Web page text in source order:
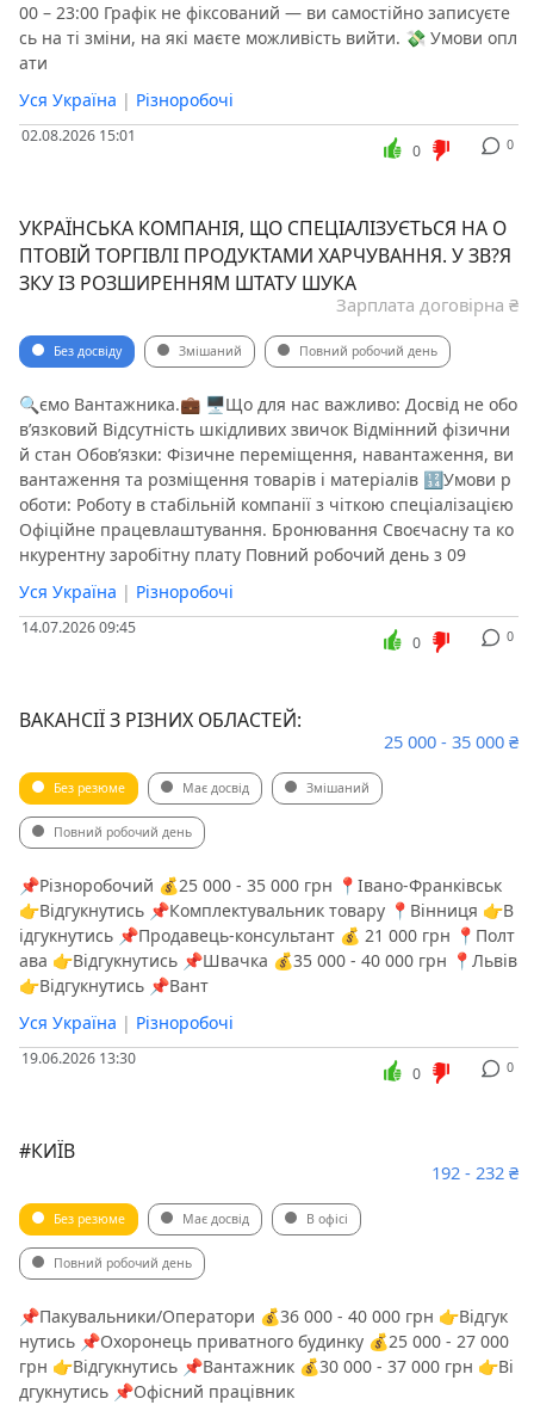
00 – 23:00 Графік не фіксований — ви самостійно записуєте
сь на ті зміни, на які маєте можливість вийти. 💸 Умови опл
ати
Уся Україна | Різноробочі
02.08.2026 15:01 0
0
УКРАЇНСЬКА КОМПАНІЯ, ЩО СПЕЦІАЛІЗУЄТЬСЯ НА О
ПТОВІЙ ТОРГІВЛІ ПРОДУКТАМИ ХАРЧУВАННЯ. У ЗВ?Я
ЗКУ ІЗ РОЗШИРЕННЯМ ШТАТУ ШУКА
Зарплата договірна ₴
Без досвіду Змішаний Повний робочий день
🔍ємо Вантажника.💼 🖥Що для нас важливо: Досвід не обо
в’язковий Відсутність шкідливих звичок Відмінний фізични
й стан ️Обов’язки: Фізичне переміщення, навантаження, ви
вантаження та розміщення товарів і матеріалів 🔢Умови р
оботи: Роботу в стабільній компанії з чіткою спеціалізацією
Офіційне працевлаштування. Бронювання Своєчасну та ко
нкурентну заробітну плату Повний робочий день з 09
Уся Україна | Різноробочі
14.07.2026 09:45 0
0
ВАКАНСІЇ З РІЗНИХ ОБЛАСТЕЙ:
25 000 - 35 000 ₴
Без резюме Має досвід Змішаний
Повний робочий день
📌Різноробочий 💰25 000 - 35 000 грн 📍Івано-Франківськ
👉Відгукнутись 📌Комплектувальник товару 📍Вінниця 👉В
ідгукнутись 📌Продавець-консультант 💰 21 000 грн 📍Полт
ава 👉Відгукнутись 📌Швачка 💰35 000 - 40 000 грн 📍Львів
👉Відгукнутись 📌Вант
Уся Україна | Різноробочі
19.06.2026 13:30 0
0
#КИЇВ
192 - 232 ₴
Без резюме Має досвід В офісі
Повний робочий день
📌Пакувальники/Оператори 💰36 000 - 40 000 грн 👉Відгук
нутись 📌Охоронець приватного будинку 💰25 000 - 27 000
грн 👉Відгукнутись 📌Вантажник 💰30 000 - 37 000 грн 👉Ві
дгукнутись 📌Офісний працівник